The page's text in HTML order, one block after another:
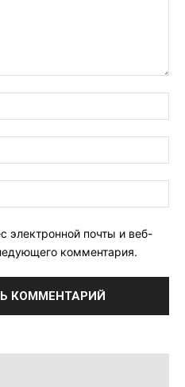
электронной почты и веб-
комментария.